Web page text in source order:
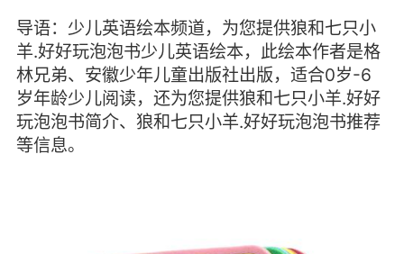
导语：少儿英语绘本频道，为您提供狼和七只小
羊.好好玩泡泡书少儿英语绘本，此绘本作者是格
林兄弟、安徽少年儿童出版社出版，适合0岁-6
岁年龄少儿阅读，还为您提供狼和七只小羊.好好
玩泡泡书简介、狼和七只小羊.好好玩泡泡书推荐
等信息。